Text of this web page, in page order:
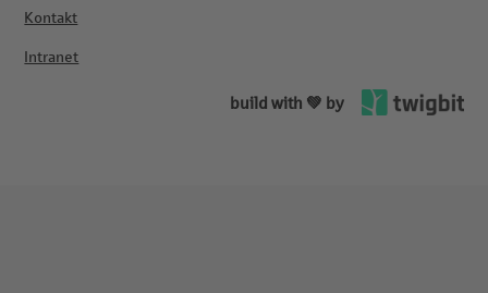
Kontakt
Intranet
build with 💚 by